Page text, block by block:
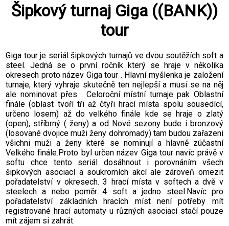
Šipkový turnaj Giga ((BANK))
tour
Giga tour je seriál šipkových turnajů ve dvou soutěžích soft a
steel. Jedná se o první ročník který se hraje v několika
okresech proto název Giga tour . Hlavní myšlenka je založení
turnaje, který vyhraje skutečně ten nejlepší a musí se na něj
ale nominovat přes . Celoroční místní turnaje pak Oblastní
finále (oblast tvoří tři až čtyři hrací místa spolu sousedící,
určeno losem) až do velkého finále kde se hraje o zlatý
(open), stříbrný ( ženy) a od Nové sezony bude i bronzový
(losované dvojice muži ženy dohromady) tam budou zařazeni
všichni muži a ženy které se nominují a hlavně zúčastní
Velkého finále.Proto byl určen název Giga tour navíc právě v
softu chce tento seriál dosáhnout i porovnáním všech
šipkových asociací a soukromích akcí ale zároveň omezit
pořadatelství v okresech. 3 hrací místa v softech a dvě v
steelech a nebo poměr 4 soft a jedno steel.Navíc pro
pořadatelství základních hracích míst není potřeby mít
registrované hrací automaty u různých asociací stačí pouze
mít zájem si zahrát.